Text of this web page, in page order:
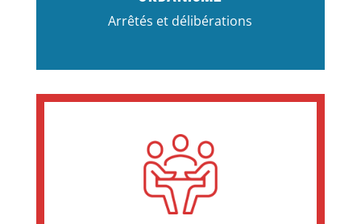
Arrêtés et délibérations